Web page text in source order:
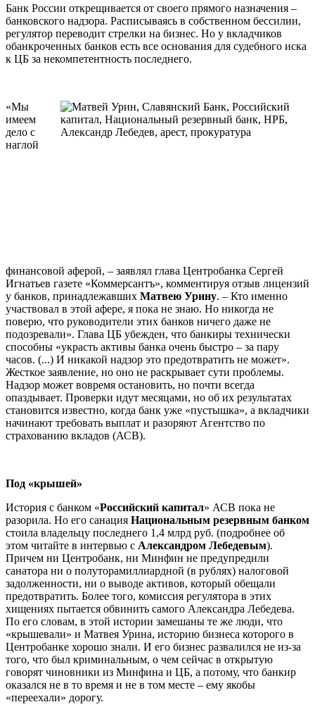
Банк России открещивается от своего прямого назначения –
банковского надзора. Расписываясь в собственном бессилии,
регулятор переводит стрелки на бизнес. Но у вкладчиков
обанкроченных банков есть все основания для судебного иска
к ЦБ за некомпетентность последнего.
«Мы
имеем
дело с
наглой
финансовой аферой, – заявлял глава Центробанка Сергей
Игнатьев газете «Коммерсантъ», комментируя отзыв лицензий
у банков, принадлежавших Матвею Урину. – Кто именно
участвовал в этой афере, я пока не знаю. Но никогда не
поверю, что руководители этих банков ничего даже не
подозревали». Глава ЦБ убежден, что банкиры технически
способны «украсть активы банка очень быстро – за пару
часов. (...) И никакой надзор это предотвратить не может».
Жесткое заявление, но оно не раскрывает сути проблемы.
Надзор может вовремя остановить, но почти всегда
опаздывает. Проверки идут месяцами, но об их результатах
становится известно, когда банк уже «пустышка», а вкладчики
начинают требовать выплат и разоряют Агентство по
страхованию вкладов (АСВ).
Под «крышей»
История с банком «Российский капитал» АСВ пока не
разорила. Но его санация Национальным резервным банком
стоила владельцу последнего 1,4 млрд руб. (подробнее об
этом читайте в интервью с Александром Лебедевым).
Причем ни Центробанк, ни Минфин не предупредили
санатора ни о полуторамиллиардной (в рублях) налоговой
задолженности, ни о выводе активов, который обещали
предотвратить. Более того, комиссия регулятора в этих
хищениях пытается обвинить самого Александра Лебедева.
По его словам, в этой истории замешаны те же люди, что
«крышевали» и Матвея Урина, историю бизнеса которого в
Центробанке хорошо знали. И его бизнес развалился не из-за
того, что был криминальным, о чем сейчас в открытую
говорят чиновники из Минфина и ЦБ, а потому, что банкир
оказался не в то время и не в том месте – ему якобы
«переехали» дорогу.